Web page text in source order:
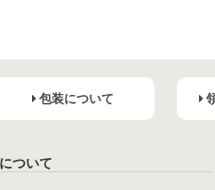
包装について
ついて